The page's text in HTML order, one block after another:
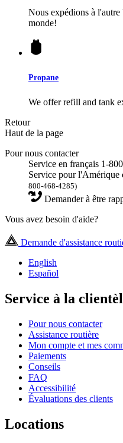
Nous expédions à
monde!
Propane
We offer refill and tank
Retour
Haut de la page
Pour nous contacter
Service en français 1-
Service pour
800-468-4285)
Demander à être
Vous avez besoin d'aide?
Demande d'assistance
English
Español
Service à la
Pour nous contacter
Assistance routière
Mon compte et mes
Paiements
Conseils
FAQ
Accessibilité
Évaluations des clients
Locations